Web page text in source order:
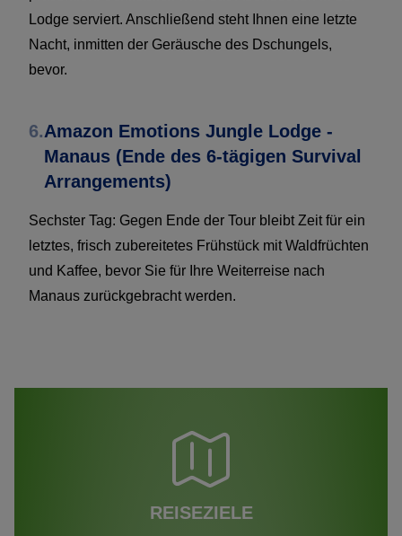
Lodge serviert. Anschließend steht Ihnen eine letzte
Nacht, inmitten der Geräusche des Dschungels,
bevor.
6.Amazon Emotions Jungle Lodge -
Manaus (Ende des 6-tägigen Survival
Arrangements)
Sechster Tag: Gegen Ende der Tour bleibt Zeit für ein
letztes, frisch zubereitetes Frühstück mit Waldfrüchten
und Kaffee, bevor Sie für Ihre Weiterreise nach
Manaus zurückgebracht werden.
REISEZIELE